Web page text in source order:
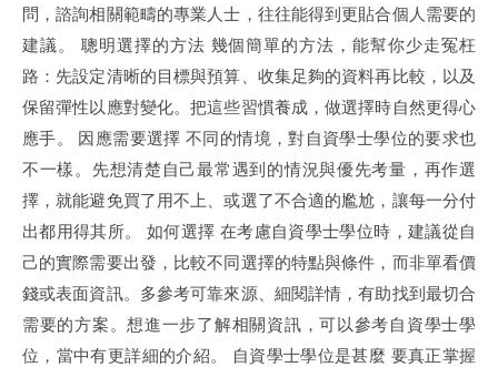
問，諮詢相關範疇的專業人士，往往能得到更貼合個人需要的
建議。 聰明選擇的方法 幾個簡單的方法，能幫你少走冤枉
路：先設定清晰的目標與預算、收集足夠的資料再比較，以及
保留彈性以應對變化。把這些習慣養成，做選擇時自然更得心
應手。 因應需要選擇 不同的情境，對自資學士學位的要求也
不一樣。先想清楚自己最常遇到的情況與優先考量，再作選
擇，就能避免買了用不上、或選了不合適的尷尬，讓每一分付
出都用得其所。 如何選擇 在考慮自資學士學位時，建議從自
己的實際需要出發，比較不同選擇的特點與條件，而非單看價
錢或表面資訊。多參考可靠來源、細閱詳情，有助找到最切合
需要的方案。想進一步了解相關資訊，可以參考自資學士學
位，當中有更詳細的介紹。 自資學士學位是甚麼 要真正掌握